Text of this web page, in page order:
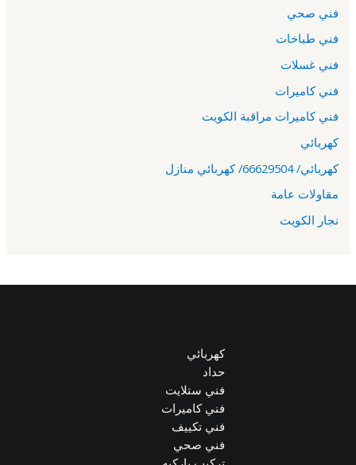
فني صحي
فني طباخات
فني غسلات
فني كاميرات
فني كاميرات مراقبة الكويت
كهربائي
كهربائي/ 66629504/ كهربائي منازل
مقاولات عامة
نجار الكويت
كهربائي
حداد
فني ستلايت
فني كاميرات
فني تكييف
فني صحي